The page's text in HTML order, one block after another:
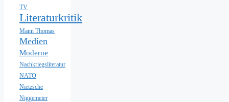
TV
Literaturkritik
Mann Thomas
Medien
Moderne
Nachkriegsliteratur
NATO
Nietzsche
Niggemeier